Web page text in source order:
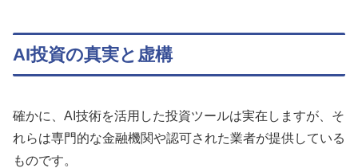
AI投資の真実と虚構
確かに、AI技術を活用した投資ツールは実在しますが、そ
れらは専門的な金融機関や認可された業者が提供している
ものです。